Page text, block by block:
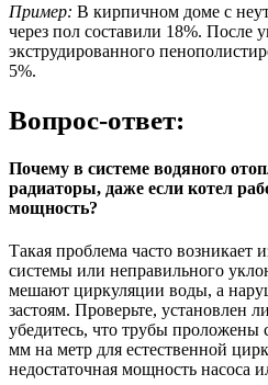
Пример: В кирпичном доме с
через пол составили 18%. После
экструдированного
5%.
Вопрос-ответ:
Почему в системе водяного
радиаторы, даже если котел
мощность?
Такая проблема часто возникает
системы или неправильного
мешают циркуляции воды, а
застоям. Проверьте, установлен
убедитесь, что трубы
мм на метр для естественной
недостаточная мощность насоса